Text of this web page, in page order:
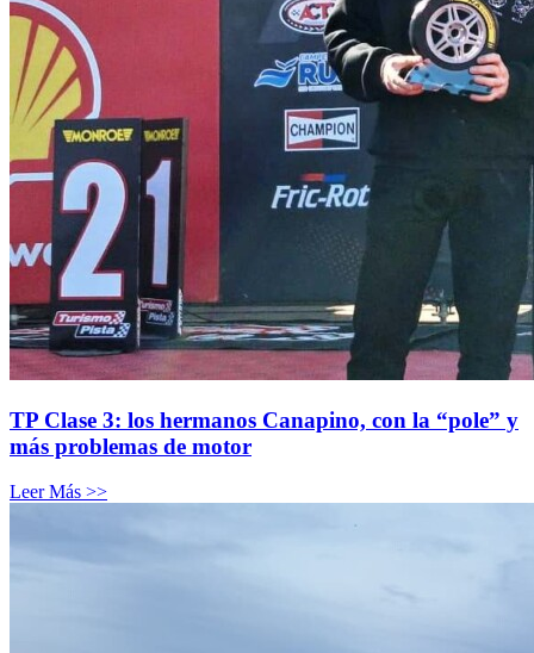
TP Clase 3: los hermanos Canapino, con la “pole” y
más problemas de motor
Leer Más >>